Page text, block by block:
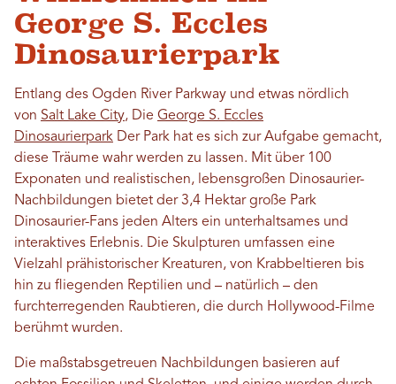
George S. Eccles
Dinosaurierpark
Entlang des Ogden River Parkway und etwas nördlich
von Salt Lake City, Die George S. Eccles
Dinosaurierpark Der Park hat es sich zur Aufgabe gemacht,
diese Träume wahr werden zu lassen. Mit über 100
Exponaten und realistischen, lebensgroßen Dinosaurier-
Nachbildungen bietet der 3,4 Hektar große Park
Dinosaurier-Fans jeden Alters ein unterhaltsames und
interaktives Erlebnis. Die Skulpturen umfassen eine
Vielzahl prähistorischer Kreaturen, von Krabbeltieren bis
hin zu fliegenden Reptilien und – natürlich – den
furchterregenden Raubtieren, die durch Hollywood-Filme
berühmt wurden.
Die maßstabsgetreuen Nachbildungen basieren auf